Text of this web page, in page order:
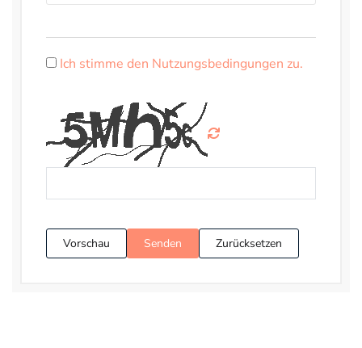
Ich stimme den Nutzungsbedingungen zu.
Vorschau Senden Zurücksetzen